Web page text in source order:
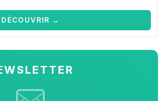
DÉCOUVRIR →